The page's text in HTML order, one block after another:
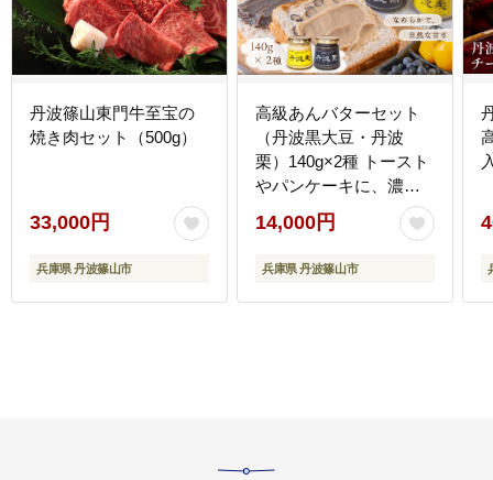
丹波篠山東門牛至宝の
焼き肉セット（500g）
33,000円
兵庫県 丹波篠山市
高級あんバターセット
（丹波黒大豆・丹波
栗）140g×2種 トースト
やパンケーキに、濃厚
なあんバター
14,000円
兵庫県 丹波篠山市